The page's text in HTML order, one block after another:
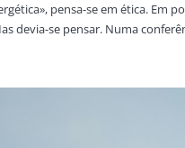
pensa-se em ética. Em
devia-se pensar. Numa